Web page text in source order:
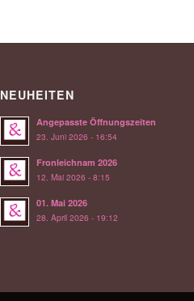
NEUHEITEN
Angepasste Öffnungszeiten
23. Juni 2026 - 16:54
Fronleichnam 2026
12. Mai 2026 - 8:15
01. Mai 2026
28. April 2026 - 19:12